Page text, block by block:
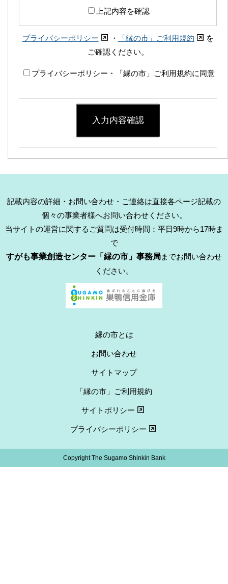
上記内容を確認
プライバシーポリシー ・ 「縁の市」ご利用規約
を
ご確認ください。
プライバシーポリシー・「縁の市」ご利用規約に同意
入力内容確認
記載内容の詳細・お問い合わせ・ご連絡は直接各ページ記載の
個々の事業者様へお問い合わせください。
当サイトの運営に関するご質問は受付時間：平日9時から17時ま
で
すがも事業創造センター「縁の市」事務局までお問い合わせ
ください。
縁の市とは
お問い合わせ
サイトマップ
「縁の市」ご利用規約
サイトポリシー
プライバシーポリシー
Copyright The Sugamo Shinkin Bank